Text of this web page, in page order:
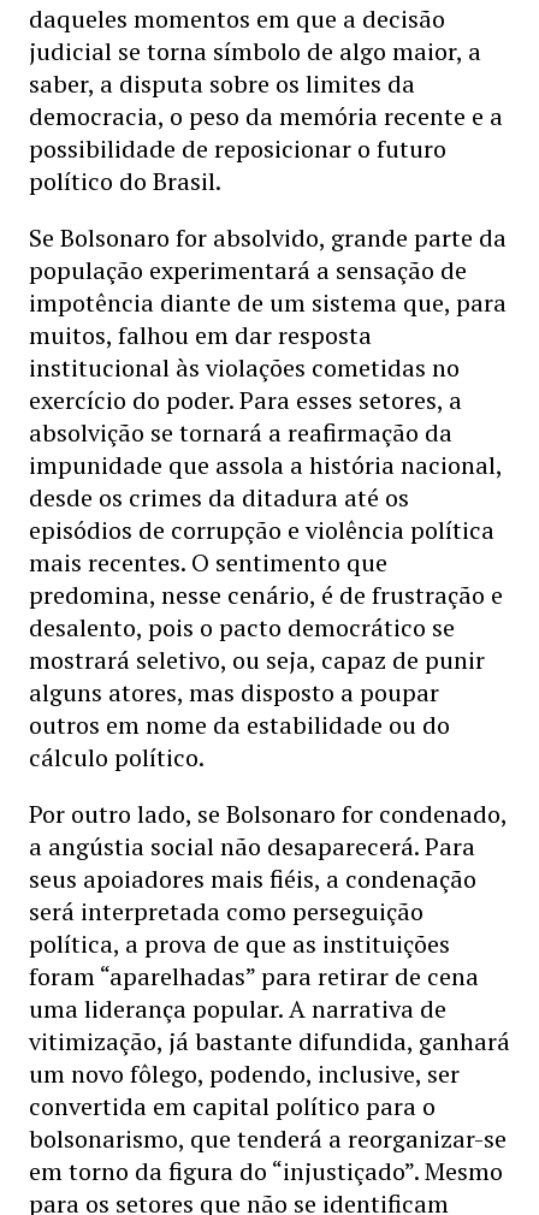
daqueles momentos em que a decisão
judicial se torna símbolo de algo maior, a
saber, a disputa sobre os limites da
democracia, o peso da memória recente e a
possibilidade de reposicionar o futuro
político do Brasil.
Se Bolsonaro for absolvido, grande parte da
população experimentará a sensação de
impotência diante de um sistema que, para
muitos, falhou em dar resposta
institucional às violações cometidas no
exercício do poder. Para esses setores, a
absolvição se tornará a reafirmação da
impunidade que assola a história nacional,
desde os crimes da ditadura até os
episódios de corrupção e violência política
mais recentes. O sentimento que
predomina, nesse cenário, é de frustração e
desalento, pois o pacto democrático se
mostrará seletivo, ou seja, capaz de punir
alguns atores, mas disposto a poupar
outros em nome da estabilidade ou do
cálculo político.
Por outro lado, se Bolsonaro for condenado,
a angústia social não desaparecerá. Para
seus apoiadores mais fiéis, a condenação
será interpretada como perseguição
política, a prova de que as instituições
foram “aparelhadas” para retirar de cena
uma liderança popular. A narrativa de
vitimização, já bastante difundida, ganhará
um novo fôlego, podendo, inclusive, ser
convertida em capital político para o
bolsonarismo, que tenderá a reorganizar-se
em torno da figura do “injustiçado”. Mesmo
para os setores que não se identificam